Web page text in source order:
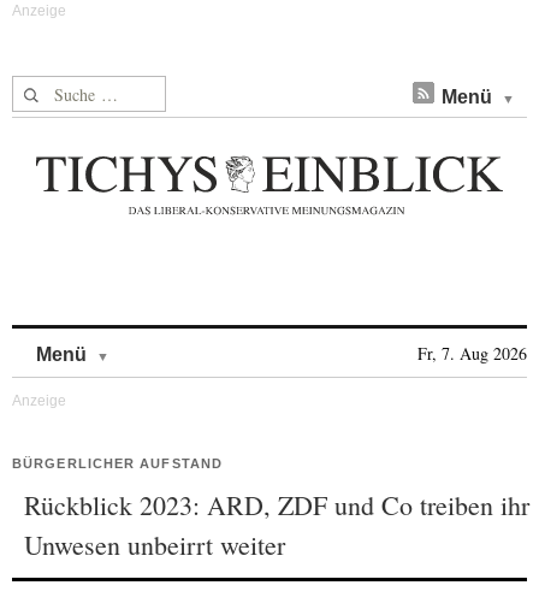
Suche nach: Menü
Menü Fr, 7. Aug 2026
BÜRGERLICHER AUFSTAND
Rückblick 2023: ARD, ZDF und Co treiben ihr
Unwesen unbeirrt weiter